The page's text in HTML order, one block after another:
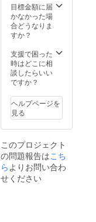
（日）
※1回の
決済に
がかか
りま
す。複
数ご支
だける
まとめ
て申し
込むこ
とをオ
ススメ
いたし
ます。
おつり
はでま
せん）
は下記
ＵＲＬ
からご
確認く
い。
https://i
se-
kanko.j
期間] 令
和2 年
９月頃
～ 令和
３年12
目標金額に届
かなかった場
合どうなりま
すか？
支援で困った
時はどこに相
談したらいい
ですか？
ヘルプページを
見る
このプロジェクト
の問題報告はこち
らよりお問い合わ
せください